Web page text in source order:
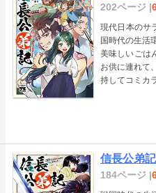
202ページ |
現代日本のサ
国時代の生活
美味しいごは
お供に連れて
持してコミカ
信長公弟
184ページ |